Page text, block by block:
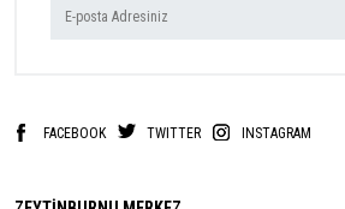
FACEBOOK TWITTER INSTAGRAM